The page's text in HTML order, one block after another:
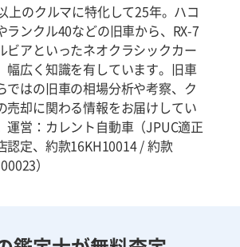
上のクルマに特化して25年。ハコ
ランクル40などの旧車から、RX-7
ビアといったネオクラシックカー
幅広く知識を有しています。旧車
ではの旧車の相場分析や考察、ク
売却に関わる情報をお届けしてい
運営：カレント自動車（JPUC適正
認定、約款16KH10014 / 約款
）